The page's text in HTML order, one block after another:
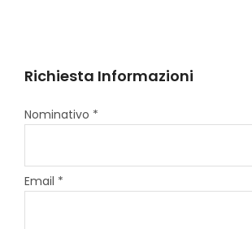
Richiesta Informazioni
Nominativo *
Email *